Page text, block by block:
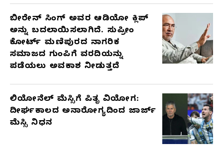
ಬೀರೇನ್ ಸಿಂಗ್ ಅವರ ಆಡಿಯೋ ಕ್ಲಿಪ್
ಅನ್ನು ಬದಲಾಯಿಸಲಾಗಿದೆ. ಸುಪ್ರೀಂ
ಕೋರ್ಟ್ ಮಣಿಪುರದ ನಾಗರಿಕ
ಸಮಾಜದ ಗುಂಪಿಗೆ ವರದಿಯನ್ನು
ಪಡೆಯಲು ಅವಕಾಶ ನೀಡುತ್ತದೆ
ಲಿಯೋನೆಲ್ ಮೆಸ್ಸಿಗೆ ಪಿತೃ ವಿಯೋಗ:
ದೀರ್ಘಕಾಲದ ಅನಾರೋಗ್ಯದಿಂದ ಜಾರ್ಜ್
ಮೆಸ್ಸಿ ನಿಧನ